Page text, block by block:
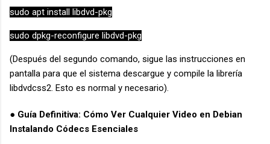
sudo apt install libdvd-pkg
sudo dpkg-reconfigure libdvd-pkg
(Después del segundo comando, sigue las instrucciones en
pantalla para que el sistema descargue y compile la librería
libdvdcss2. Esto es normal y necesario).
● Guía Definitiva: Cómo Ver Cualquier Video en Debian
Instalando Códecs Esenciales